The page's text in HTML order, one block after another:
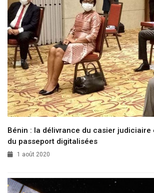
Bénin : la délivrance du casier judiciaire
du passeport digitalisées
1 août 2020